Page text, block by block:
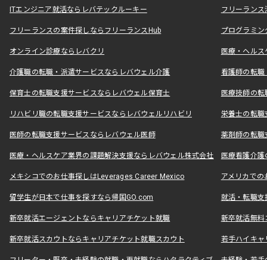
ITエンジニア就活ならレバテックルーキー フリーラン
フリーランスの案件探しならフリーランスHub プログラミ
オンライン診療ならレバクリ 医療・ヘル
介護職の転職・派遣サービスならレバウェル介護 看護師の転
保育士の転職支援サービスならレバウェル保育士 医療技師の
リハビリ職の転職支援サービスならレバウェルリハビリ 栄養士の転
医師の転職支援サービスならレバウェル医師 薬剤師の転
医療・ヘルスケア業界の課題解決支援ならレバウェル株式会社 医療看護介
メキシコでのお仕事探しはLeverages Career Mexico アメリカで
留学生が日本で仕事を探すなら帰国GO.com 就活・転職
新卒就活エージェントならキャリアチケット就職 新卒就活無料
新卒就活スカウトならキャリアチケット就職スカウト 若手ハイキ